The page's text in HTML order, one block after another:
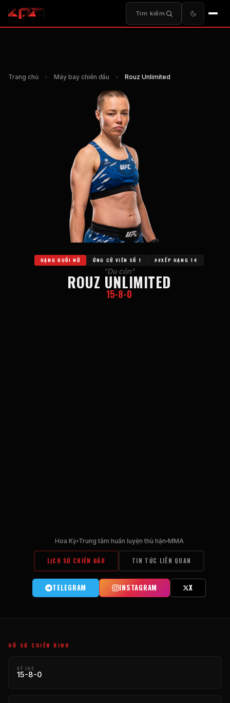
Tìm kiếm
Trang chủ > Máy bay chiến đấu > Rouz Unlimited
HẠNG RUỒI NỮ ỨNG CỬ VIÊN SỐ 1 ##XẾP HẠNG 14
"Du côn"
ROUZ UNLIMITED
15-8-0
Hoa Kỳ Trung tâm huấn luyện thù hận MMA
LỊCH SỬ CHIẾN ĐẤU TIN TỨC LIÊN QUAN
TELEGRAM INSTAGRAM X
HỒ SƠ CHIẾN BINH
KỶ LỤC
15-8-0